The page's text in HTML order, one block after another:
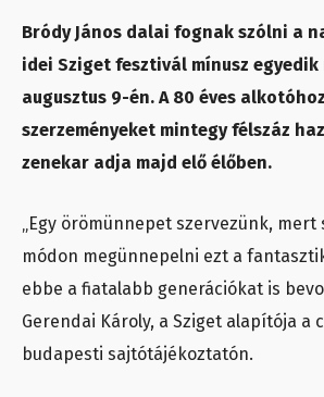
Bródy János dalai fognak szólni a
idei Sziget fesztivál mínusz
augusztus 9-én. A 80 éves
szerzeményeket mintegy félszáz
zenekar adja majd elő élőben.
„Egy örömünnepet szervezünk,
módon megünnepelni ezt a
ebbe a fiatalabb generációkat is
Gerendai Károly, a Sziget alapítója a
budapesti sajtótájékoztatón.